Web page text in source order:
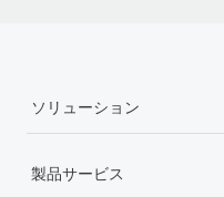
ソリューション
製品サービス